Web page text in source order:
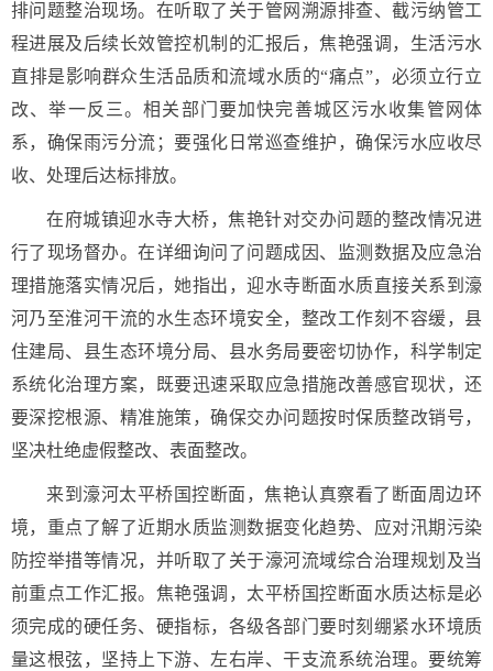
排问题整治现场。在听取了关于管网溯源排查、截污纳管工
程进展及后续长效管控机制的汇报后，焦艳强调，生活污水
直排是影响群众生活品质和流域水质的“痛点”，必须立行立
改、举一反三。相关部门要加快完善城区污水收集管网体
系，确保雨污分流；要强化日常巡查维护，确保污水应收尽
收、处理后达标排放。
在府城镇迎水寺大桥，焦艳针对交办问题的整改情况进
行了现场督办。在详细询问了问题成因、监测数据及应急治
理措施落实情况后，她指出，迎水寺断面水质直接关系到濠
河乃至淮河干流的水生态环境安全，整改工作刻不容缓，县
住建局、县生态环境分局、县水务局要密切协作，科学制定
系统化治理方案，既要迅速采取应急措施改善感官现状，还
要深挖根源、精准施策，确保交办问题按时保质整改销号，
坚决杜绝虚假整改、表面整改。
来到濠河太平桥国控断面，焦艳认真察看了断面周边环
境，重点了解了近期水质监测数据变化趋势、应对汛期污染
防控举措等情况，并听取了关于濠河流域综合治理规划及当
前重点工作汇报。焦艳强调，太平桥国控断面水质达标是必
须完成的硬任务、硬指标，各级各部门要时刻绷紧水环境质
量这根弦，坚持上下游、左右岸、干支流系统治理。要统筹